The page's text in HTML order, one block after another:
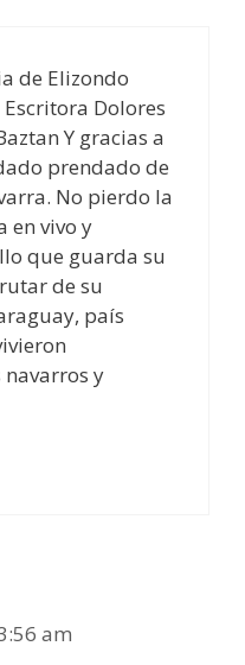
de Elizondo
Dolores
Y gracias a
prendado de
No pierdo la
en vivo y
que guarda su
de su
país
y
am